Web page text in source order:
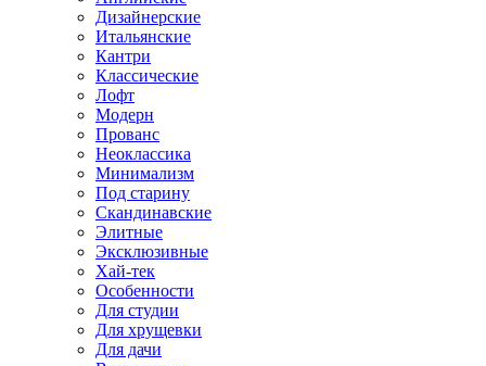
Дизайнерские
Итальянские
Кантри
Классические
Лофт
Модерн
Прованс
Неоклассика
Минимализм
Под старину
Скандинавские
Элитные
Эксклюзивные
Хай-тек
Особенности
Для студии
Для хрущевки
Для дачи